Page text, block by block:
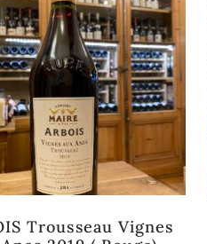
Trousseau Vignes